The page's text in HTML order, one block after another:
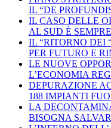
IL “DE
IL CASO DELLE
AL SUD È
IL “RITORNO DEI
PER FUTURO E
LE NUOVE
L’ECONOMIA
DEPURAZIONE
188 IMPIANTI
LA
BISOGNA